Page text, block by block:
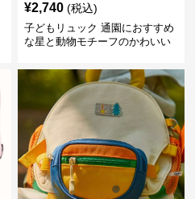
¥2,740 (税込)
子どもリュック 通園におすすめ
な星と動物モチーフのかわいい